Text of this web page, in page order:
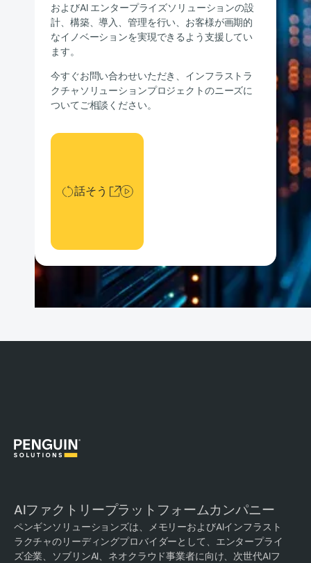
およびAI エンタープライズソリューションの設
計、構築、導入、管理を行い、お客様が画期的
なイノベーションを実現できるよう支援してい
ます。
今すぐお問い合わせいただき、インフラストラ
クチャソリューションプロジェクトのニーズに
ついてご相談ください。
話そう
話そう
AIファクトリープラットフォームカンパニー
ペンギンソリューションズは、メモリーおよびAIインフラスト
ラクチャのリーディングプロバイダーとして、エンタープライ
ズ企業、ソブリンAI、ネオクラウド事業者に向け、次世代AIフ